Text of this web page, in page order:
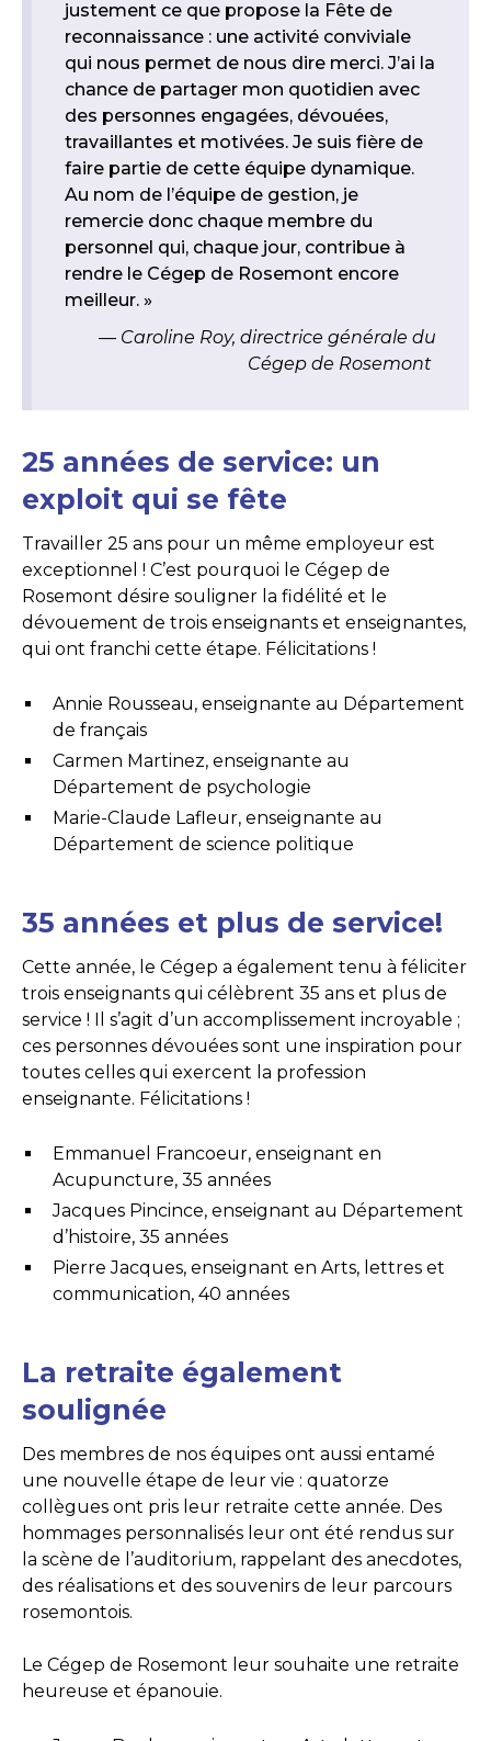
justement ce que propose la Fête de
reconnaissance : une activité conviviale
qui nous permet de nous dire merci. J’ai la
chance de partager mon quotidien avec
des personnes engagées, dévouées,
travaillantes et motivées. Je suis fière de
faire partie de cette équipe dynamique.
Au nom de l’équipe de gestion, je
remercie donc chaque membre du
personnel qui, chaque jour, contribue à
rendre le Cégep de Rosemont encore
meilleur. »
Caroline Roy, directrice générale du
Cégep de Rosemont
25 années de service: un
exploit qui se fête
Travailler 25 ans pour un même employeur est
exceptionnel ! C’est pourquoi le Cégep de
Rosemont désire souligner la fidélité et le
dévouement de trois enseignants et enseignantes,
qui ont franchi cette étape. Félicitations !
Annie Rousseau, enseignante au Département
de français
Carmen Martinez, enseignante au
Département de psychologie
Marie-Claude Lafleur, enseignante au
Département de science politique
35 années et plus de service!
Cette année, le Cégep a également tenu à féliciter
trois enseignants qui célèbrent 35 ans et plus de
service ! Il s’agit d’un accomplissement incroyable ;
ces personnes dévouées sont une inspiration pour
toutes celles qui exercent la profession
enseignante. Félicitations !
Emmanuel Francoeur, enseignant en
Acupuncture, 35 années
Jacques Pincince, enseignant au Département
d’histoire, 35 années
Pierre Jacques, enseignant en Arts, lettres et
communication, 40 années
La retraite également
soulignée
Des membres de nos équipes ont aussi entamé
une nouvelle étape de leur vie : quatorze
collègues ont pris leur retraite cette année. Des
hommages personnalisés leur ont été rendus sur
la scène de l’auditorium, rappelant des anecdotes,
des réalisations et des souvenirs de leur parcours
rosemontois.
Le Cégep de Rosemont leur souhaite une retraite
heureuse et épanouie.